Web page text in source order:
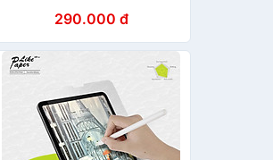
trên giấy - Hàng Chính Hãng -
iPad Pro 12.9 inch FaceID
2018 - 2020 - 2021
290.000 đ